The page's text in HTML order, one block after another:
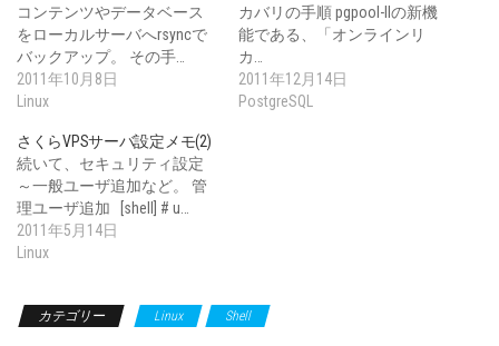
コンテンツやデータベース
をローカルサーバへrsyncで
バックアップ。 その手…
2011年10月8日
Linux
カバリの手順 pgpool-IIの新機
能である、「オンラインリ
カ…
2011年12月14日
PostgreSQL
さくらVPSサーバ設定メモ(2)
続いて、セキュリティ設定
～一般ユーザ追加など。 管
理ユーザ追加 [shell] # u…
2011年5月14日
Linux
カテゴリー Linux Shell